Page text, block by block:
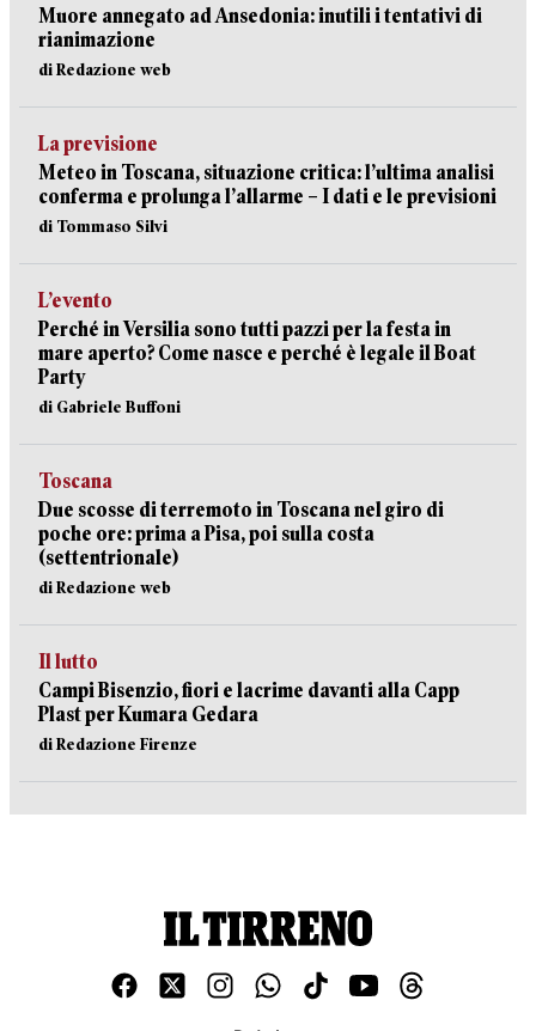
Muore annegato ad Ansedonia: inutili i tentativi di
rianimazione
di Redazione web
La previsione
Meteo in Toscana, situazione critica: l’ultima analisi
conferma e prolunga l’allarme – I dati e le previsioni
di Tommaso Silvi
L’evento
Perché in Versilia sono tutti pazzi per la festa in
mare aperto? Come nasce e perché è legale il Boat
Party
di Gabriele Buffoni
Toscana
Due scosse di terremoto in Toscana nel giro di
poche ore: prima a Pisa, poi sulla costa
(settentrionale)
di Redazione web
Il lutto
Campi Bisenzio, fiori e lacrime davanti alla Capp
Plast per Kumara Gedara
di Redazione Firenze